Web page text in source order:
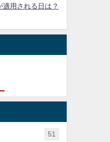
適用される日は？
51